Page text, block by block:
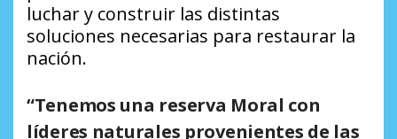
luchar y construir las distintas
soluciones necesarias para restaurar la
nación.
“Tenemos una reserva Moral con
líderes naturales provenientes de las